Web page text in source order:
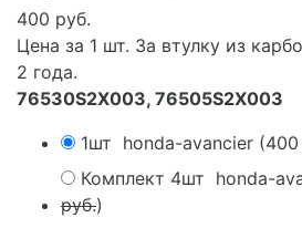
400 руб.
Цена за 1 шт. За втулку из
2 года.
76530S2X003, 76505S2X003
1шт honda-avancier (400
Комплект 4шт honda-
руб.)